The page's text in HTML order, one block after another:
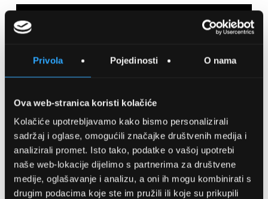
Privola Pojedinosti O nama
Ova web-stranica koristi kolačiće
Kolačiće upotrebljavamo kako bismo personalizirali
sadržaj i oglase, omogućili značajke društvenih medija i
analizirali promet. Isto tako, podatke o vašoj upotrebi
naše web-lokacije dijelimo s partnerima za društvene
medije, oglašavanje i analizu, a oni ih mogu kombinirati s
drugim podacima koje ste im pružili ili koje su prikupili
SPREMITE NA LISTU ŽELJA
Detalji
Podijeli s prijateljima